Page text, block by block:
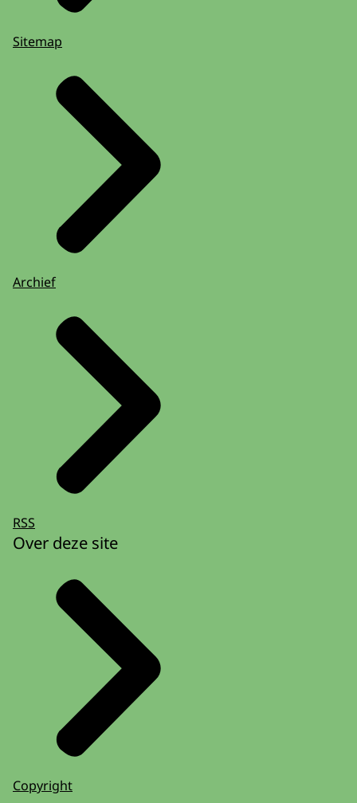
Sitemap
Archief
RSS
Over deze site
Copyright